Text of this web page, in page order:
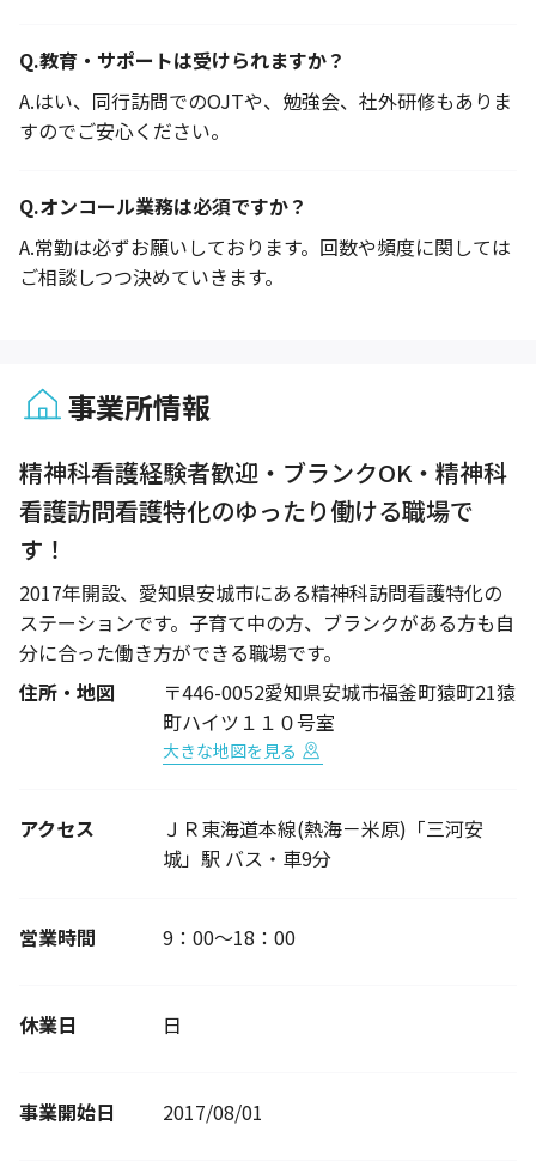
Q.教育・サポートは受けられますか？
A.はい、同行訪問でのOJTや、勉強会、社外研修もありま
すのでご安心ください。
Q.オンコール業務は必須ですか？
A.常勤は必ずお願いしております。回数や頻度に関しては
ご相談しつつ決めていきます。
事業所情報
精神科看護経験者歓迎・ブランクOK・精神科
看護訪問看護特化のゆったり働ける職場で
す！
2017年開設、愛知県安城市にある精神科訪問看護特化の
ステーションです。子育て中の方、ブランクがある方も自
分に合った働き方ができる職場です。
住所・地図
〒446-0052愛知県安城市福釜町猿町21猿
町ハイツ１１０号室
大きな地図を見る
アクセス
ＪＲ東海道本線(熱海－米原)「三河安
城」駅 バス・車9分
営業時間 9：00～18：00
休業日 日
事業開始日 2017/08/01